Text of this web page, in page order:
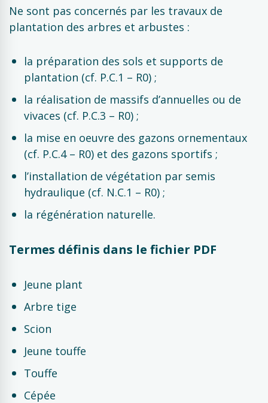
Ne sont pas concernés par les travaux de
plantation des arbres et arbustes :
la préparation des sols et supports de
plantation (cf. P.C.1 – R0) ;
la réalisation de massifs d’annuelles ou de
vivaces (cf. P.C.3 – R0) ;
la mise en oeuvre des gazons ornementaux
(cf. P.C.4 – R0) et des gazons sportifs ;
l’installation de végétation par semis
hydraulique (cf. N.C.1 – R0) ;
la régénération naturelle.
Termes définis dans le fichier PDF
Jeune plant
Arbre tige
Scion
Jeune touffe
Touffe
Cépée